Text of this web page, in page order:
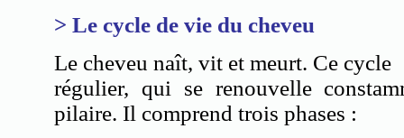
> Le cycle de vie du cheveu
Le cheveu naît, vit et meurt. Ce cycle
régulier, qui se renouvelle
pilaire. Il comprend trois phases :